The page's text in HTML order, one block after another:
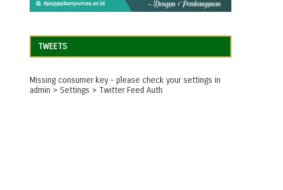
TWEETS
Missing consumer key - please check your settings in
admin > Settings > Twitter Feed Auth